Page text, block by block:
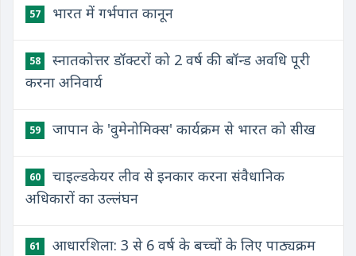
57 भारत में गर्भपात कानून
58
स्नातकोत्तर डॉक्टरों को 2 वर्ष की बॉन्ड अवधि पूरी
करना अनिवार्य
59 जापान के 'वुमेनोमिक्स' कार्यक्रम से भारत को सीख
60
चाइल्डकेयर लीव से इनकार करना संवैधानिक
अधिकारों का उल्लंघन
61
आधारशिला: 3 से 6 वर्ष के बच्चों के लिए पाठ्यक्रम